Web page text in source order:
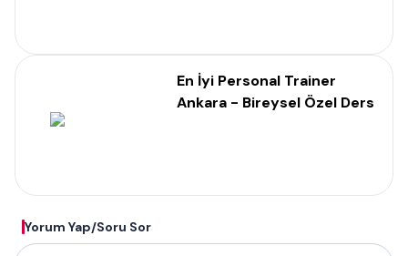
En İyi Personal Trainer
Ankara - Bireysel Özel Ders
Yorum Yap/Soru Sor